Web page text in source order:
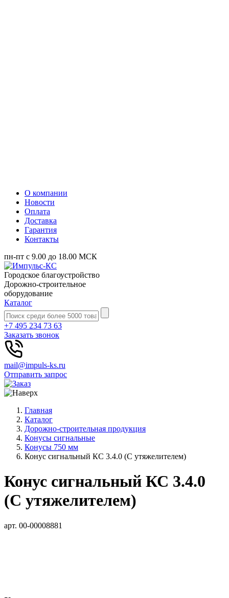
О компании
Новости
Оплата
Доставка
Гарантия
Контакты
пн-пт с 9.00 до 18.00 МСК
Городское благоустройство
Дорожно-строительное
оборудование
Каталог
+7 495 234 73 63
Заказать звонок
mail@impuls-ks.ru
Отправить запрос
Главная
Каталог
Дорожно-строительная продукция
Конусы сигнальные
Конусы 750 мм
Конус сигнальный КС 3.4.0 (С утяжелителем)
Конус сигнальный КС 3.4.0
(С утяжелителем)
арт. 00-00008881